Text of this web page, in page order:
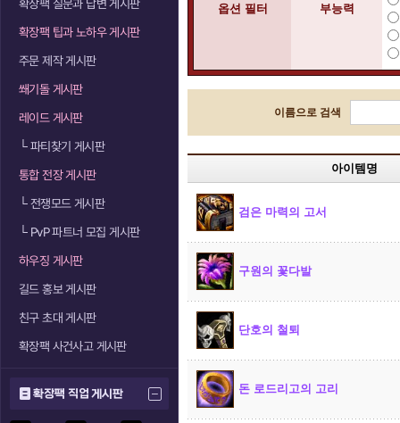
확장팩 질문과 답변 게시판
확장팩 팁과 노하우 게시판
주문 제작 게시판
쐐기돌 게시판
레이드 게시판
└파티찾기 게시판
통합 전장 게시판
└전쟁모드 게시판
└PvP 파트너 모집 게시판
하우징 게시판
길드 홍보 게시판
친구 초대 게시판
확장팩 사건사고 게시판
확장팩 직업 게시판
옵션 필터 부능력
이름으로 검색
아이템명
검은 마력의 고서
구원의 꽃다발
단호의 철퇴
돈 로드리고의 고리